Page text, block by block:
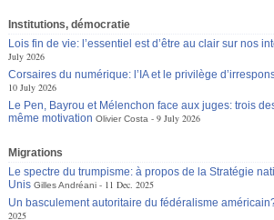
Institutions, démocratie
Lois fin de vie: l’essentiel est d’être au clair sur nos
July 2026
Corsaires du numérique: l’IA et le privilège
10 July 2026
Le Pen, Bayrou et Mélenchon face aux juges: trois
même motivation Olivier Costa 9 July 2026
Migrations
Le spectre du trumpisme: à propos de la Stratégie
Unis Gilles Andréani
11 Dec. 2025
Un basculement autoritaire du fédéralisme
2025